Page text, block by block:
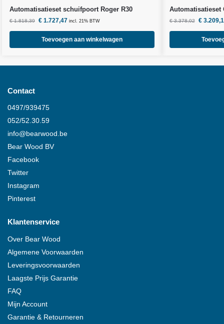
Automatisatieset schuifpoort Roger R30
€1.818,39 €1.727,47 incl. 21% BTW
Toevoegen aan winkelwagen
Automatisatieset
€3.378,02 €
Contact
0497/939475
052/52.30.59
info@bearwood.be
Bear Wood BV
Facebook
Twitter
Instagram
Pinterest
Klantenservice
Over Bear Wood
Algemene Voorwaarden
Leveringsvoorwaarden
Laagste Prijs Garantie
FAQ
Mijn Account
Garantie & Retourneren